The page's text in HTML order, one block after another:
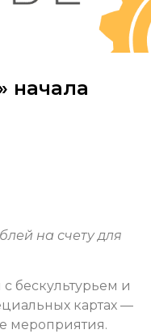
начала
на счету для
бескультурьем и
картах —
мероприятия.